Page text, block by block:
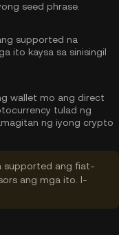
seed phrase.
supported na
ito kaysa sa sinisingil
wallet mo ang direct
tulad ng
ng iyong crypto
supported ang fiat-
ang mga ito. I-